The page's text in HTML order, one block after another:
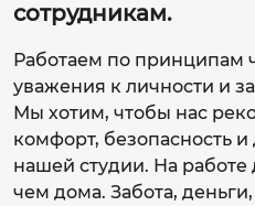
сотрудникам.
Работаем по принципам
уважения к личности и
Мы хотим, чтобы нас
комфорт, безопасность
нашей студии. На
чем дома. Забота,